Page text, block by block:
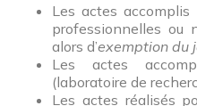
Les actes
professionnelles ou
alors d’exemption du
Les actes
(laboratoire de
Les actes réalisés